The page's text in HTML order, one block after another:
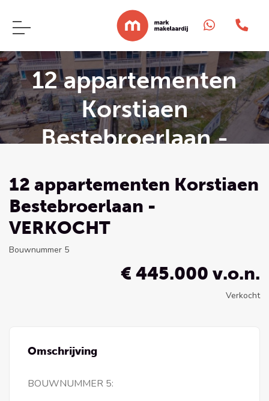
12 appartementen
Korstiaen
Bestebroerlaan -
12 appartementen Korstiaen
Bestebroerlaan -
VERKOCHT
Bouwnummer 5
€ 445.000 v.o.n.
Verkocht
Omschrijving
BOUWNUMMER 5: